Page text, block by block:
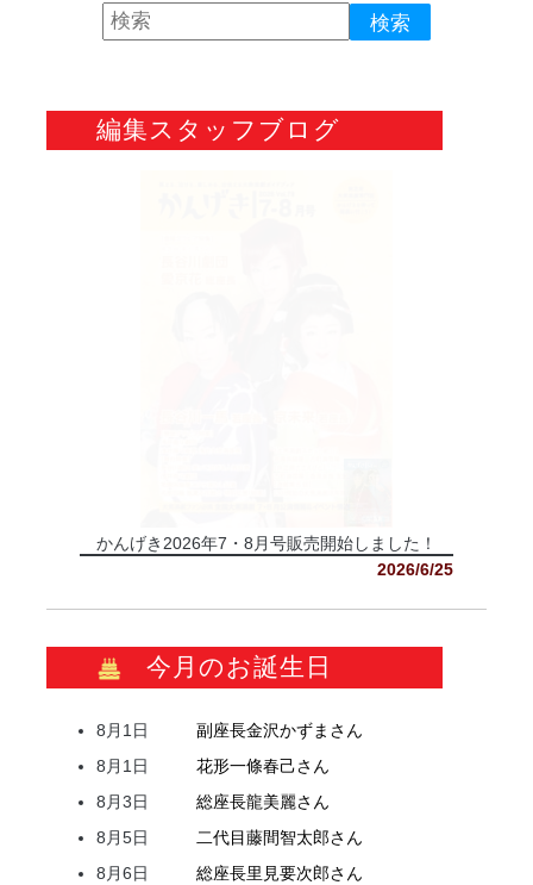
編集スタッフブログ
かんげき2026年7・8月号販売開始しました！
2026/6/25
今月のお誕生日
8月1日 副座長金沢かずま さん
8月1日
花形一條春己さん
8月3日
総座長龍美麗さん
8月5日
二代目藤間智太郎さん
8月6日
総座長里見要次郎さん